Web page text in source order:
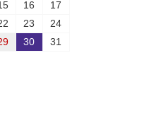
16
17
23
24
30 31